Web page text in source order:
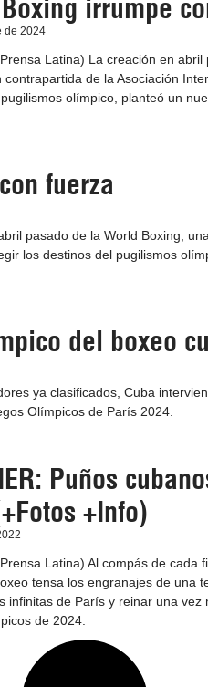
irrumpe
de 2024
Latina) La creación en
contrapartida de la Asociación
olímpico, planteó un
fuerza
pasado de la World Boxing,
los destinos del pugilismos
del boxeo
ya clasificados, Cuba
Olímpicos de París 2024.
Puños
+Info)
Latina) Al compás de cada
tensa los engranajes de una
infinitas de París y reinar una
de 2024.